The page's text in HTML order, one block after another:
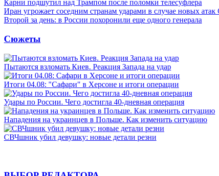
Карни подшутил над Трампом после поломки телесуфлера
Иран угрожает соседним странам ударами в случае новых
Второй за день: в России похоронили еще одного генерала
Сюжеты
Пытаются взломать Киев. Реакция Запада на удар
Итоги 04.08: "Сафари" в Херсоне и итоги операции
Удары по России. Чего достигла 40-дневная операция
Нападения на украинцев в Польше. Как изменить ситуацию
СВЧшник убил девушку: новые детали резни